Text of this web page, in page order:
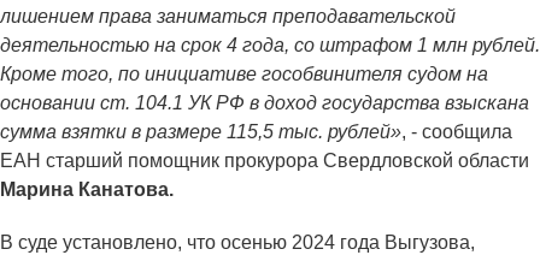
лишением права заниматься преподавательской
деятельностью на срок 4 года, со штрафом 1 млн рублей.
Кроме того, по инициативе гособвинителя судом на
основании ст. 104.1 УК РФ в доход государства взыскана
сумма взятки в размере 115,5 тыс. рублей», - сообщила
ЕАН старший помощник прокурора Свердловской области
Марина Канатова.
В суде установлено, что осенью 2024 года Выгузова,